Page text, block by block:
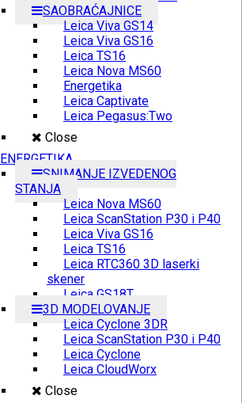
SAOBRAĆAJNICE
Leica Viva GS14
Leica Viva GS16
Leica TS16
Leica Nova MS60
Energetika
Leica Captivate
Leica Pegasus:Two
Close
ENERGETIKA
SNIMANJE IZVEDENOG
STANJA
Leica Nova MS60
Leica ScanStation P30 i P40
Leica Viva GS16
Leica TS16
Leica RTC360 3D laserki
skener
Leica GS18T
3D MODELOVANJE
Leica Cyclone 3DR
Leica ScanStation P30 i P40
Leica Cyclone
Leica CloudWorx
Close